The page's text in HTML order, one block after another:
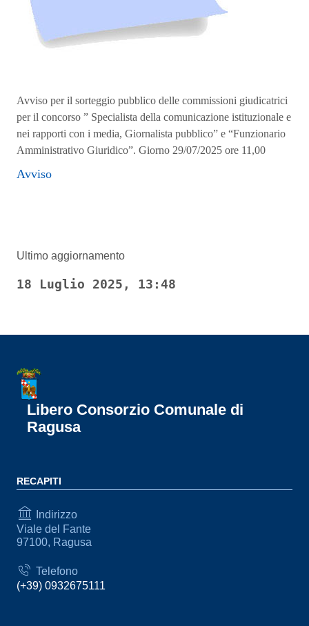
Avviso per il sorteggio pubblico delle commissioni giudicatrici
per il concorso ” Specialista della comunicazione istituzionale e
nei rapporti con i media, Giornalista pubblico” e “Funzionario
Amministrativo Giuridico”. Giorno 29/07/2025 ore 11,00
Avviso
Ultimo aggiornamento
18 Luglio 2025, 13:48
Libero Consorzio Comunale di
Ragusa
RECAPITI
Indirizzo
Viale del Fante
97100, Ragusa
Telefono
(+39) 0932675111